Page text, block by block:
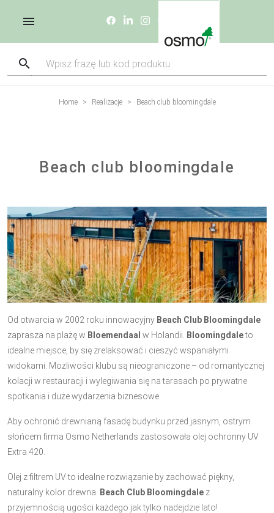
Home Realizacje Beach club bloomingdale
Beach club bloomingdale
Od otwarcia w 2002 roku innowacyjny Beach Club Bloomingdale
zaprasza na plażę w Bloemendaal w Holandii. Bloomingdaleto
idealne miejsce, by się zrelaksować i cieszyć wspaniałymi
widokami. Możliwości klubu są nieograniczone – od romantycznej
kolacji w restauracji i wylegiwania się na tarasach po prywatne
spotkania i duże wydarzenia biznesowe.
Aby ochronić drewnianą fasadę budynku przed jasnym, ostrym
słońcem firma Osmo Netherlands zastosowała olej ochronny UV
Extra 420.
Olej z filtrem UV to idealne rozwiązanie by zachować piękny,
naturalny kolor drewna.
Beach Club Bloomingdale z
przyjemnością ugości każdego jak tylko nadejdzie lato!